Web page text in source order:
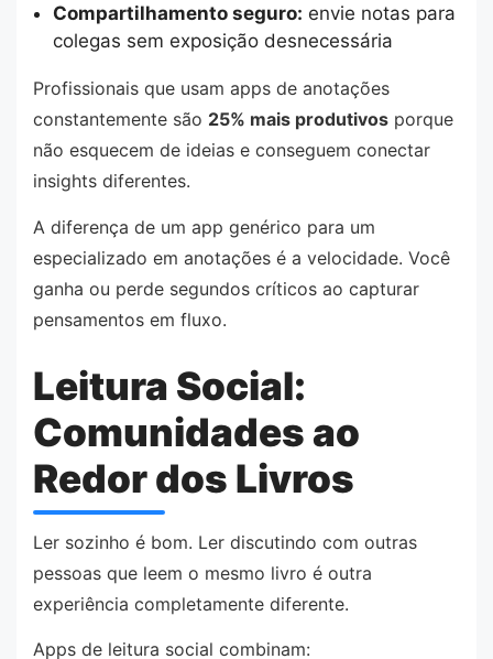
Compartilhamento seguro: envie notas para
colegas sem exposição desnecessária
Profissionais que usam apps de anotações
constantemente são 25% mais produtivos porque
não esquecem de ideias e conseguem conectar
insights diferentes.
A diferença de um app genérico para um
especializado em anotações é a velocidade. Você
ganha ou perde segundos críticos ao capturar
pensamentos em fluxo.
Leitura Social:
Comunidades ao
Redor dos Livros
Ler sozinho é bom. Ler discutindo com outras
pessoas que leem o mesmo livro é outra
experiência completamente diferente.
Apps de leitura social combinam: